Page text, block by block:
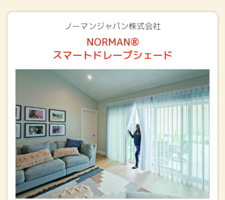
ノーマンジャパン株式会社
NORMAN®
スマートドレープシェード